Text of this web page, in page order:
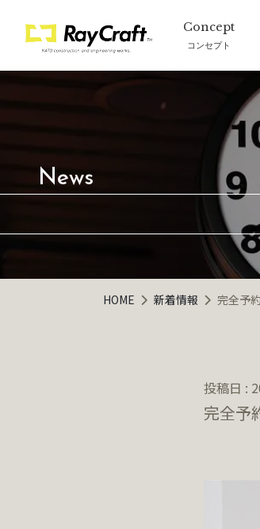
コンセプト
HOME 新着情報 完全予
投稿日 :
完全予